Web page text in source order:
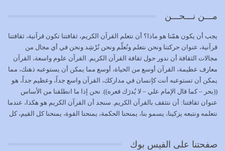
تتحقق الحقوق للجميع
يوليو 18, 2026
بعض صفات المتقين {الصَّابِرِينَ وَالصَّادِقِينَ وَالْقَانِتِينَ
وَالْمُنْفِقِينَ…
يوليو 17, 2026
الاعتصام بحبل الله أمر إلهي للمؤمنين وهو بمثابة سبب بينهم
يوليو 16, 2026
مـــن نـــحـــن
يجب أن يكون همّنا هو ماذا؟ أن نتعلم القرآن الكريم، ثقافتنا تكون قرآنية، ثقافتنا
قرآنية، عنوان حركتنا ونحن نتعلم ونُعلّم ونحن نُرْشِد ونحن في أي مجال من
مجالات الثقافة أن ندور حول ثقافة القرآن الكريم. القرآن علوم واسعة، القرآن
معارف عظيمة، القرآن أوسع من الحياة، أوسع مما يمكن أن يستوعبه ذهنك، مما
يمكن أن تستوعبه أنت كإنسان في مداركك، القرآن واسع جداً، وعظيم جداً، هو
((بحر – كما قال الإمام علي – لا يُدرَك قعره)). نحن إذا ما انطلقنا من الأساس
عنوان ثقافتنا: أن نتثقف بالقرآن الكريم. سنجد أن القرآن الكريم هو هكذا، عندما
نتعلمه ونتبعه يزكينا، يسمو بنا، يمنحنا الحكمة، يمنحنا القوة، يمنحنا كل القيم، كل
بمستوى أن نثقف الآخرين بالقرآن الكريم، وأن نتثقف بثقافة القرآن الكريم
صفحتنا على الفيس بوك